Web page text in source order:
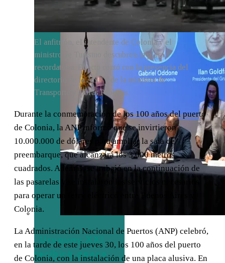
Uruguay XXI
recibirá apoyo
El anfitrión, el intendente de Colonia y el
ministro de Turismo descubren la placa
recordatoria. El acto contó con la presencia del
directorio de la ANP y de la ministra de
Transporte y Obras Públicas.
Durante la conmemoración de los 100 años del puerto
de Colonia, la ANP informó que se invirtieron
10.000.000 de dólares para ampliar la sala de
preembarque, que alcanzará los 3.000 metros
cuadrados. Además, se trabajó en la continuación de
las pasarelas y se instalaron los servicios necesarios
para operar un ferry eléctrico entre Buenos Aires y
Colonia.
La Administración Nacional de Puertos (ANP) celebró,
en la tarde de este jueves 30, los 100 años del puerto
de Colonia, con la instalación de una placa alusiva. En